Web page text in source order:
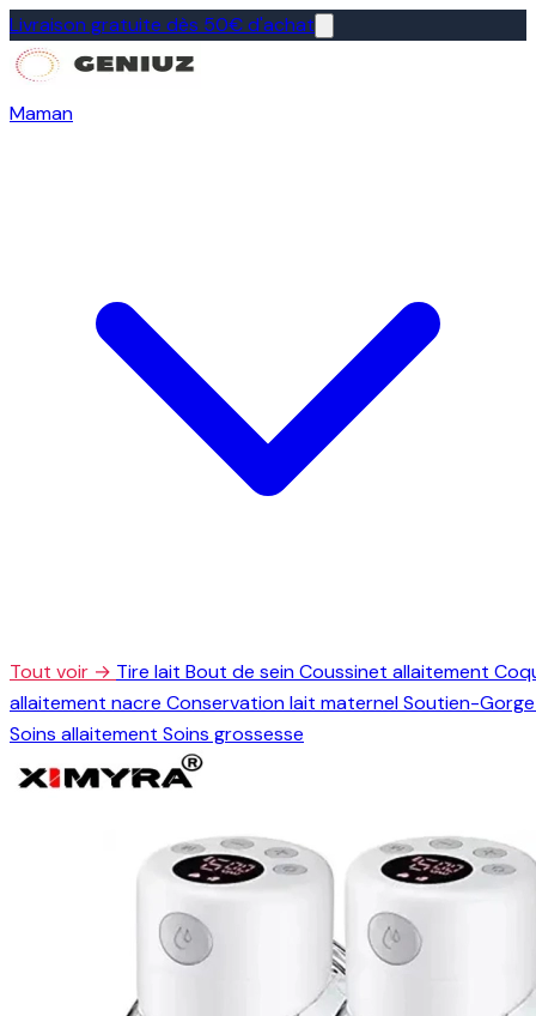
Livraison gratuite dès 50€ d'achat
Maman
Tout voir → Tire lait Bout de seinCoussinet allaitement
allaitement nacre Conservation lait maternelSoutien-
Soins allaitement Soins grossesse